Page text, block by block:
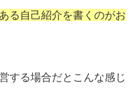
る自己紹介を書くのがお
する場合だとこんな感じ